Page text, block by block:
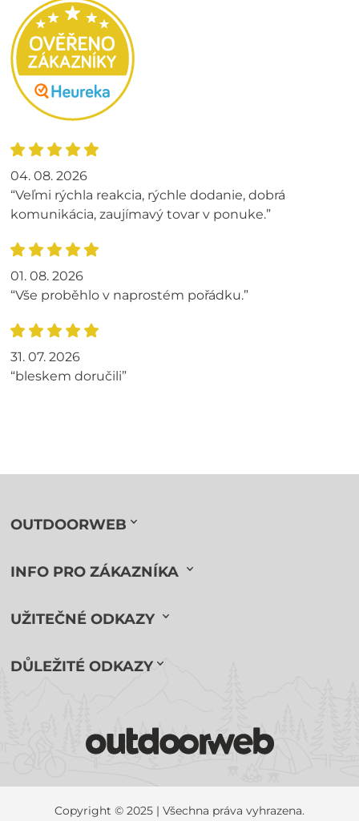
04. 08. 2026
“Veľmi rýchla reakcia, rýchle dodanie, dobrá
komunikácia, zaujímavý tovar v ponuke.”
01. 08. 2026
“Vše proběhlo v naprostém pořádku.”
31. 07. 2026
“bleskem doručili”
OUTDOORWEB
INFO PRO ZÁKAZNÍKA
UŽITEČNÉ ODKAZY
DŮLEŽITÉ ODKAZY
Copyright © 2025 | Všechna práva vyhrazena.